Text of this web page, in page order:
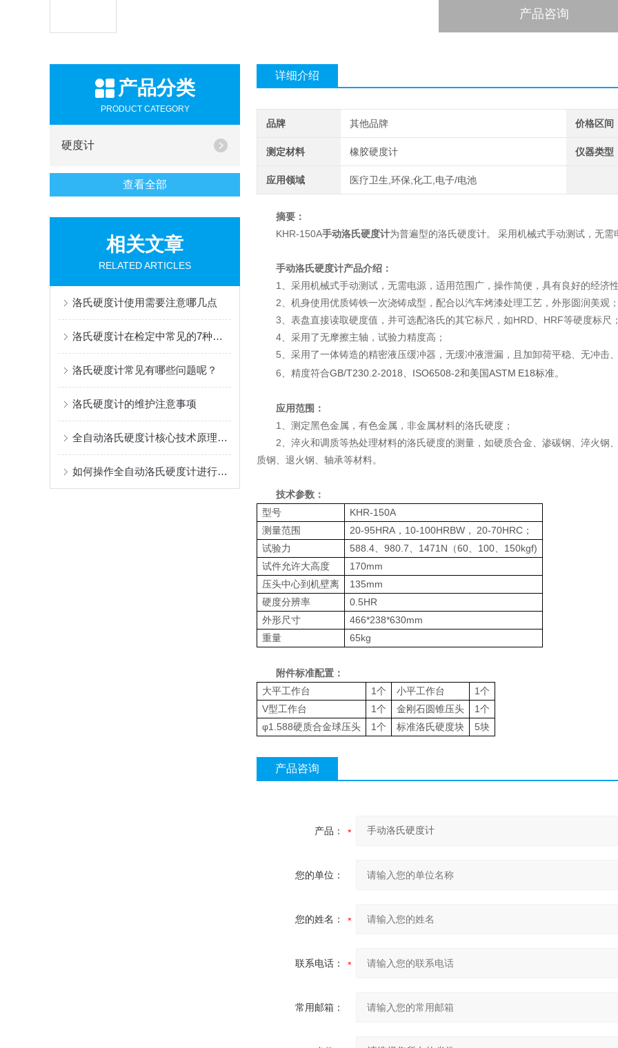
产品咨询
产品分类
PRODUCT CATEGORY
硬度计
查看全部
相关文章
RELATED ARTICLES
洛氏硬度计使用需要注意哪几点
洛氏硬度计在检定中常见的7种误差及处理方法
洛氏硬度计常见有哪些问题呢？
洛氏硬度计的维护注意事项
全自动洛氏硬度计核心技术原理深度剖析
如何操作全自动洛氏硬度计进行精确的硬度测量?
详细介绍
品牌 其他品牌 价格区间
测定材料 橡胶硬度计 仪器类型
应用领域 医疗卫生,环保,化工,电子/电池
摘要：
KHR-150A手动洛氏硬度计为普遍型的洛氏硬度计。 采用机械式手动测试，无
手动洛氏硬度计产品介绍：
1、采用机械式手动测试，无需电源，适用范围广，操作简便，具有良好的经济
2、机身使用优质铸铁一次浇铸成型，配合以汽车烤漆处理工艺，外形圆润美观
3、表盘直接读取硬度值，并可选配洛氏的其它标尺，如HRD、HRF等硬度标尺
4、采用了无摩擦主轴，试验力精度高；
5、采用了一体铸造的精密液压缓冲器，无缓冲液泄漏，且加卸荷平稳、无冲击
6、精度符合GB/T230.2-2018 ISO6508-2和美国ASTM E18标准。
应用范围：
1、测定黑色金属，有色金属，非金属材料的洛氏硬度；
2、淬火和调质等热处理材料的洛氏硬度的测量，如硬质合金、渗碳钢、淬火
质钢、退火钢、轴承等材料。
技术参数：
型号
KHR-150A
测量范围
20-95HRA，10-100HRBW， 20-70HRC；
试验力
588.4、980.7、1471N（60、100、150kgf)
试件允许大高度
170mm
压头中心到机壁离
135mm
硬度分辨率
0.5HR
外形尺寸
466*238*630mm
重量
65kg
附件标准配置：
大平工作台
1个 小平工作台
1个
V型工作台
1个 金刚石圆锥压头
1个
φ1.588硬质合金球压头
1个 标准洛氏硬度块 5块
产品咨询
产品：
您的单位：
您的姓名：
联系电话：
常用邮箱：